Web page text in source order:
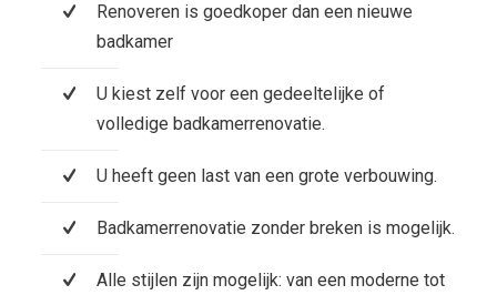
Renoveren is goedkoper dan een nieuwe
badkamer
U kiest zelf voor een gedeeltelijke of
volledige badkamerrenovatie.
U heeft geen last van een grote verbouwing.
Badkamerrenovatie zonder breken is mogelijk.
Alle stijlen zijn mogelijk: van een moderne tot